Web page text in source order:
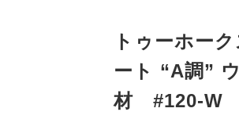
トゥーホー
ート “A調”
材 #120-W